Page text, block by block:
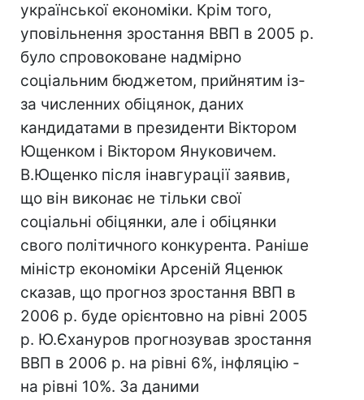
української економіки. Крім того,
уповільнення зростання ВВП в 2005 р.
було спровоковане надмірно
соціальним бюджетом, прийнятим із-
за численних обіцянок, даних
кандидатами в президенти Віктором
Ющенком і Віктором Януковичем.
В.Ющенко після інавгурації заявив,
що він виконає не тільки свої
соціальні обіцянки, але і обіцянки
свого політичного конкурента. Раніше
міністр економіки Арсеній Яценюк
сказав, що прогноз зростання ВВП в
2006 р. буде орієнтовно на рівні 2005
р. Ю.Єхануров прогнозував зростання
ВВП в 2006 р. на рівні 6%, інфляцію -
на рівні 10%. За даними